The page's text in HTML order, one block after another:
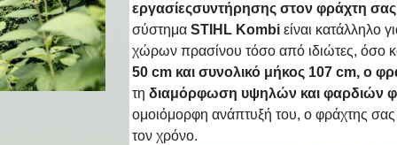
εργασίεςσυντήρησης στον φράχτη σας
σύστημα STIHL Kombi είναι κατάλληλο
χώρων πρασίνου τόσο από ιδιώτες, όσο
50 cm και συνολικό μήκος 107 cm, ο
τη διαμόρφωση υψηλών και φαρδιών
ομοιόμορφη ανάπτυξή του, ο φράχτης σας
τον χρόνο.